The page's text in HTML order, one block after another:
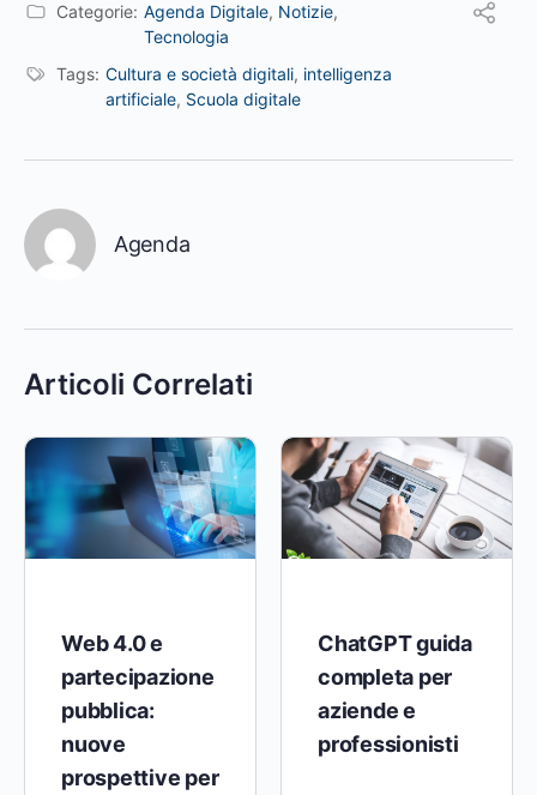
Categorie: Agenda Digitale, Notizie,
Tecnologia
Tags: Cultura e società digitali, intelligenza
artificiale, Scuola digitale
Agenda
Articoli Correlati
Web 4.0 e
partecipazione
pubblica:
nuove
prospettive per
ChatGPT guida
completa per
aziende e
professionisti